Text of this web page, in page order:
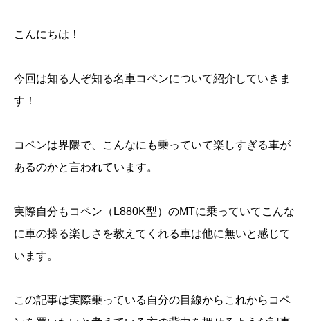
こんにちは！
今回は知る人ぞ知る名車コペンについて紹介していきま
す！
コペンは界隈で、こんなにも乗っていて楽しすぎる車が
あるのかと言われています。
実際自分もコペン（L880K型）のMTに乗っていてこんな
に車の操る楽しさを教えてくれる車は他に無いと感じて
います。
この記事は実際乗っている自分の目線からこれからコペ